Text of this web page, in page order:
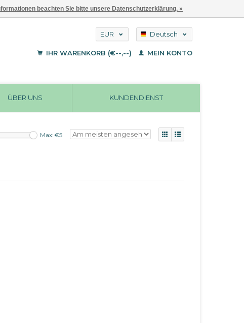
EUR
USD
Deutsch
Français
IHR WARENKORB (€--,--) MEIN KONTO
ÜBER UNS KUNDENDIENST
Max: €5
beachten Sie bitte unsere Datenschutzerklärung. »